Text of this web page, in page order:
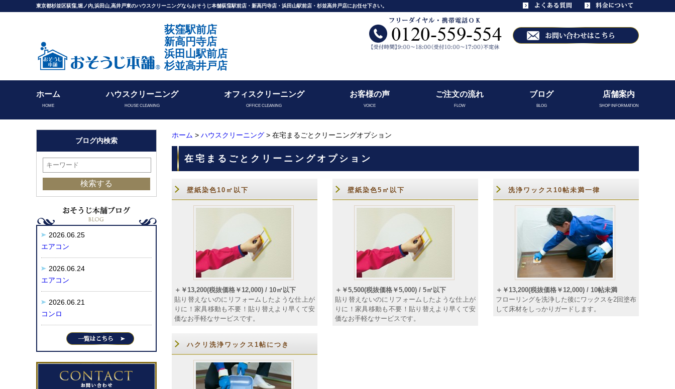
東京都杉並区荻窪,堀ノ内,浜田山,高井戸東のハウスクリーニングならおそうじ本舗荻窪駅前店・新高円寺店・浜田山駅前店・杉並高井戸店にお任せ下さい。
荻窪駅前店
新高円寺店
浜田山駅前店
杉並高井戸店
ホーム
HOME
ハウスクリーニング
HOUSE CLEANING
オフィスクリーニング
OFFICE CLEANING
お客様の声
VOICE
ご注文の流れ
FLOW
ブログ
BLOG
店舗案内
SHOP INFORMATION
ホーム > ハウスクリーニング > 在宅まるごとクリーニングオプション
在宅まるごとクリーニングオプション
壁紙染色10㎡以下
＋￥13,200(税抜価格￥12,000) / 10㎡以下
貼り替えないのにリフォームしたような仕上が
りに！家具移動も不要！貼り替えより早くて安
価なお手軽なサービスです。
壁紙染色5㎡以下
＋￥5,500(税抜価格￥5,000) / 5㎡以下
貼り替えないのにリフォームしたような仕上が
りに！家具移動も不要！貼り替えより早くて安
価なお手軽なサービスです。
洗浄ワックス10帖未満一律
＋￥13,200(税抜価格￥12,000) / 10帖未満
フローリングを洗浄した後にワックスを2回塗布
して床材をしっかりガードします。
ハクリ洗浄ワックス1帖につき
ブログ内検索
2026.06.25
エアコン
2026.06.24
エアコン
2026.06.21
コンロ